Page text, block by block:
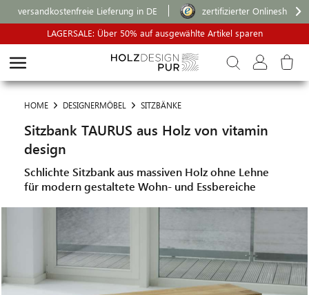
versandkostenfreie Lieferung in DE
zertifizierter Onlineshop
LAGERSALE: Über 50% auf ausgewählte Artikel sparen
HOME DESIGNERMÖBEL SITZBÄNKE
Sitzbank TAURUS aus Holz von vitamin
design
Schlichte Sitzbank aus massiven Holz ohne Lehne
für modern gestaltete Wohn- und Essbereiche